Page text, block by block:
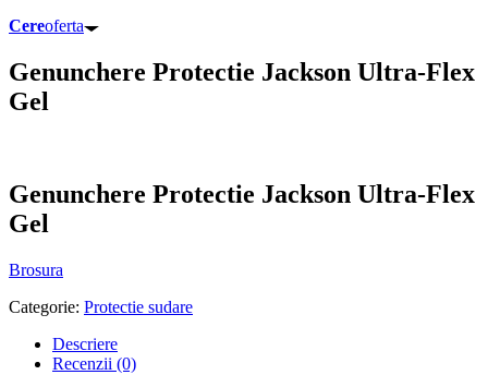
Cereoferta
Genunchere Protectie Jackson Ultra-Flex
Gel
Genunchere Protectie Jackson Ultra-Flex
Gel
Brosura
Categorie: Protectie sudare
Descriere
Recenzii (0)